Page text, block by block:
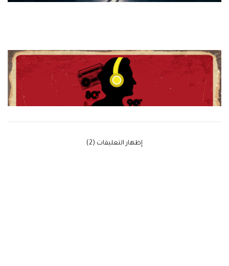
‫إظهار التعليقات (2)